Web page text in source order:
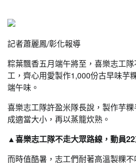
記者蕭麗鳳/彰化報導
粽葉飄香五月端午將至，喜樂志工
工，齊心用愛製作1,000份古早味芋
端午味。
喜樂志工隊許盈米隊長說，製作芋
成適當大小，再以蒸籠炊熟。
▲喜樂志工隊不走大眾路線，動員
而時值酷暑，志工們耐著高溫製粿